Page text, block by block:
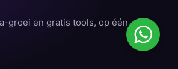
groei en gratis tools, op één